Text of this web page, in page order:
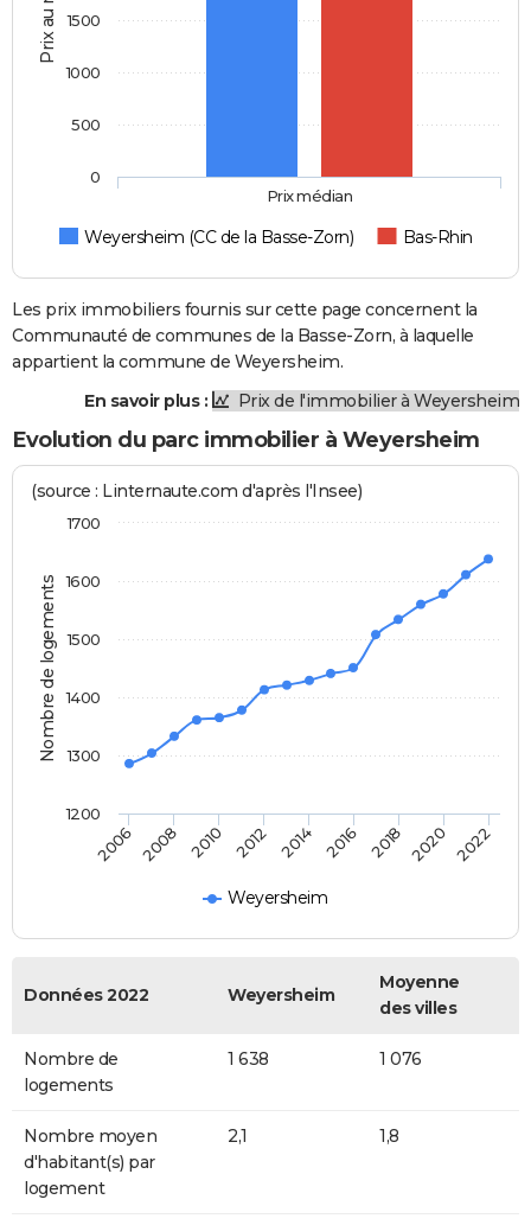
Prix au m2
Weyersheim (CC de la Basse-Zorn) Bas-Rhin
Prix médian
0
500
1000
1500
Les prix immobiliers fournis sur cette page concernent la
Communauté de communes de la Basse-Zorn, à laquelle
appartient la commune de Weyersheim.
En savoir plus :
Prix de l'immobilier à Weyersheim
Evolution du parc immobilier à Weyersheim
Nombre de logements
(source : Linternaute.com d'après l'Insee)
Weyersheim
2006 2008 2010 2012 2014 2016 2018 2020 2022
1200
1300
1400
1500
1600
1700
Données 2022 Weyersheim
Moyenne
des villes
Nombre de
logements
1 638 1 076
Nombre moyen
d'habitant(s) par
logement
2,1 1,8